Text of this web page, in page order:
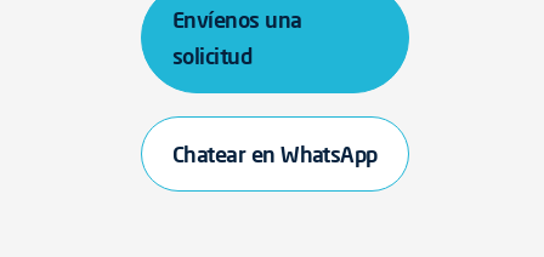
Envíenos una
solicitud
Chatear en WhatsApp